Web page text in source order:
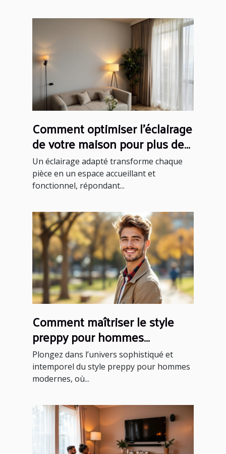
Comment optimiser l'éclairage
de votre maison pour plus de
confort ?
Un éclairage adapté transforme chaque
pièce en un espace accueillant et
fonctionnel, répondant...
Comment maîtriser le style
preppy pour hommes
modernes ?
Plongez dans l’univers sophistiqué et
intemporel du style preppy pour hommes
modernes, où...